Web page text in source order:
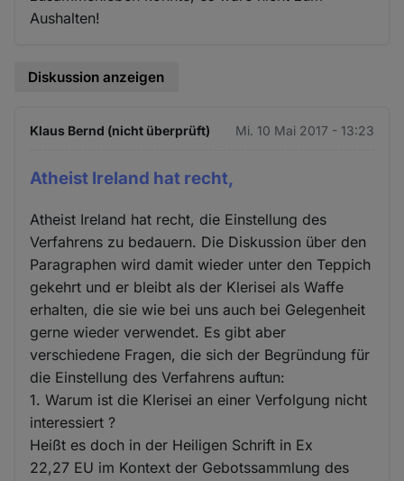
Aushalten!
Diskussion anzeigen
Klaus Bernd (nicht überprüft) Mi. 10 Mai 2017 - 13:23
Atheist Ireland hat recht,
Atheist Ireland hat recht, die Einstellung des
Verfahrens zu bedauern. Die Diskussion über den
Paragraphen wird damit wieder unter den Teppich
gekehrt und er bleibt als der Klerisei als Waffe
erhalten, die sie wie bei uns auch bei Gelegenheit
gerne wieder verwendet. Es gibt aber
verschiedene Fragen, die sich der Begründung für
die Einstellung des Verfahrens auftun:
1. Warum ist die Klerisei an einer Verfolgung nicht
interessiert ?
Heißt es doch in der Heiligen Schrift in Ex
22,27 EU im Kontext der Gebotssammlung des
und
Cookies